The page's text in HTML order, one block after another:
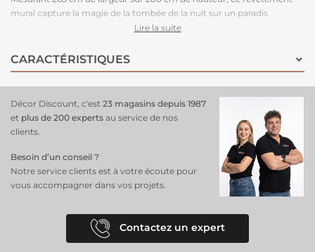
mural capture la magie de la tombée de la nuit sur un paradis
terrestre, avec une jungle multicolore qui s'épanouit sous vos yeux.
faune du revêtement. Composé de cinq lés panoramiques, il
transforme vos murs en une scène immersive et captivante. Facile à
Lire la suite
CARACTÉRISTIQUES
Décor Discount, c'est 23 magasins depuis 1987
et plus de 200 experts au service de nos
clients.
Besoin d’un conseil ?
Notre service clients est à votre écoute pour
vous accompagner dans vos projets.
Contactez un expert